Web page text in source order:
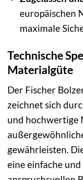
europäischen
maximale
Technische
Materialgüte
Der Fischer
zeichnet sich
und hochwertige
gewährleisten.
eine einfache